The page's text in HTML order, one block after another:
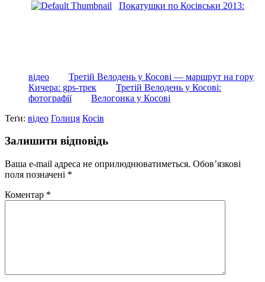
Покатушки по Косівськи 2013:
відео
Третій Велодень у Косові — маршрут на гору
Кичера: gps-трек
Третій Велодень у Косові:
фотографії
Велогонка у Косові
Теґи: відео Голиця Косів
Залишити відповідь
Ваша e-mail адреса не оприлюднюватиметься. Обов’язкові
поля позначені *
Коментар *